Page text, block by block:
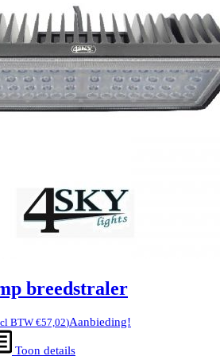
breedstraler
BTW €57,02)Aanbieding!
Toon details